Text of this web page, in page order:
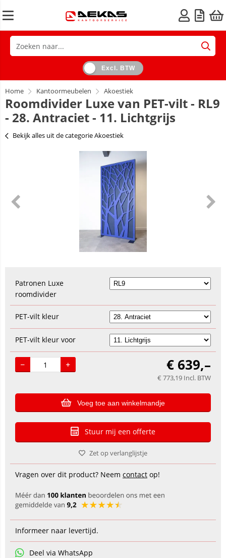
Excl. BTW
Home Kantoormeubelen Akoestiek
Roomdivider Luxe van PET-vilt - RL9
- 28. Antraciet - 11. Lichtgrijs
Bekijk alles uit de categorie Akoestiek
Patronen Luxe
roomdivider
PET-vilt kleur
PET-vilt kleur voor
€ 639,–
€ 773,19 Incl. BTW
Voeg toe aan winkelmandje
Stuur mij een offerte
Zet op verlanglijstje
Vragen over dit product? Neem contact op!
Informeer naar levertijd.
Deel via WhatsApp